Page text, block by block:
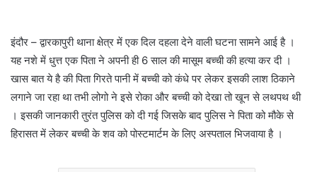
इंदौर – द्वारकापुरी थाना क्षेत्र में एक दिल दहला देने वाली घटना सामने आई है ।
यह नशे में धुत्त एक पिता ने अपनी ही 6 साल की मासूम बच्ची की हत्या कर दी ।
खास बात ये है की पिता गिरते पानी में बच्ची को कंधे पर लेकर इसकी लाश ठिकाने
लगाने जा रहा था तभी लोगो ने इसे रोका और बच्ची को देखा तो खून से लथपथ थी
। इसकी जानकारी तुरंत पुलिस को दी गई जिसके बाद पुलिस ने पिता को मौके से
हिरासत में लेकर बच्ची के शव को पोस्टमार्टम के लिए अस्पताल भिजवाया है ।